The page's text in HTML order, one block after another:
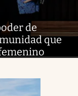
de
que